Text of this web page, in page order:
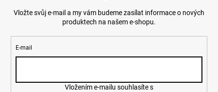
Vložte svůj e-mail a my vám budeme zasílat informace o nových
produktech na našem e-shopu.
E-mail